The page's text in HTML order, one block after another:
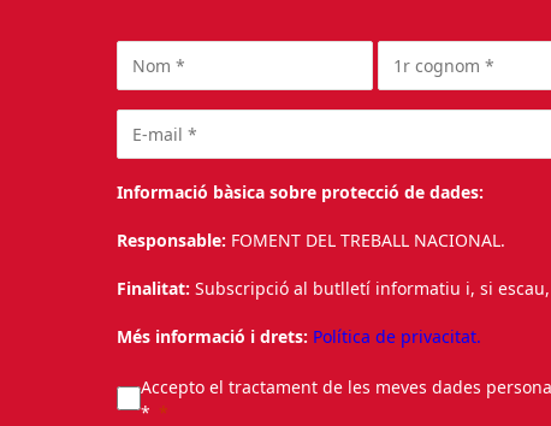
Informació bàsica sobre protecció de dades:
Responsable: FOMENT DEL TREBALL NACIONAL.
Finalitat: Subscripció al butlletí informatiu i, si
Més informació i drets: Política de privacitat.
Accepto el tractament de les meves dades
*